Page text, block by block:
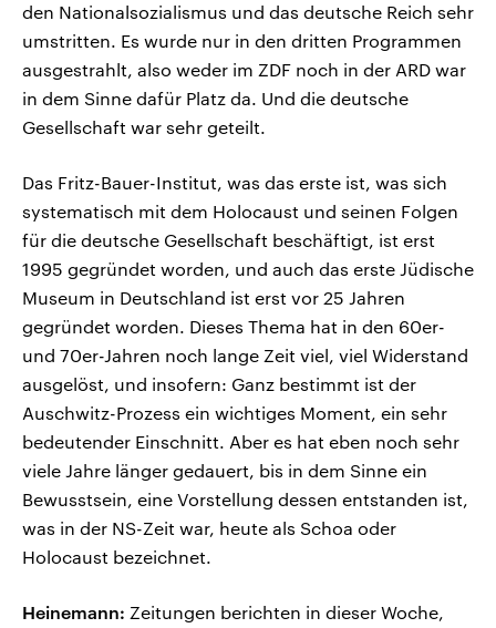
den Nationalsozialismus und das deutsche Reich sehr
umstritten. Es wurde nur in den dritten Programmen
ausgestrahlt, also weder im ZDF noch in der ARD war
in dem Sinne dafür Platz da. Und die deutsche
Gesellschaft war sehr geteilt.
Das Fritz-Bauer-Institut, was das erste ist, was sich
systematisch mit dem Holocaust und seinen Folgen
für die deutsche Gesellschaft beschäftigt, ist erst
1995 gegründet worden, und auch das erste Jüdische
Museum in Deutschland ist erst vor 25 Jahren
gegründet worden. Dieses Thema hat in den 60er-
und 70er-Jahren noch lange Zeit viel, viel Widerstand
ausgelöst, und insofern: Ganz bestimmt ist der
Auschwitz-Prozess ein wichtiges Moment, ein sehr
bedeutender Einschnitt. Aber es hat eben noch sehr
viele Jahre länger gedauert, bis in dem Sinne ein
Bewusstsein, eine Vorstellung dessen entstanden ist,
was in der NS-Zeit war, heute als Schoa oder
Holocaust bezeichnet.
Heinemann: Zeitungen berichten in dieser Woche,